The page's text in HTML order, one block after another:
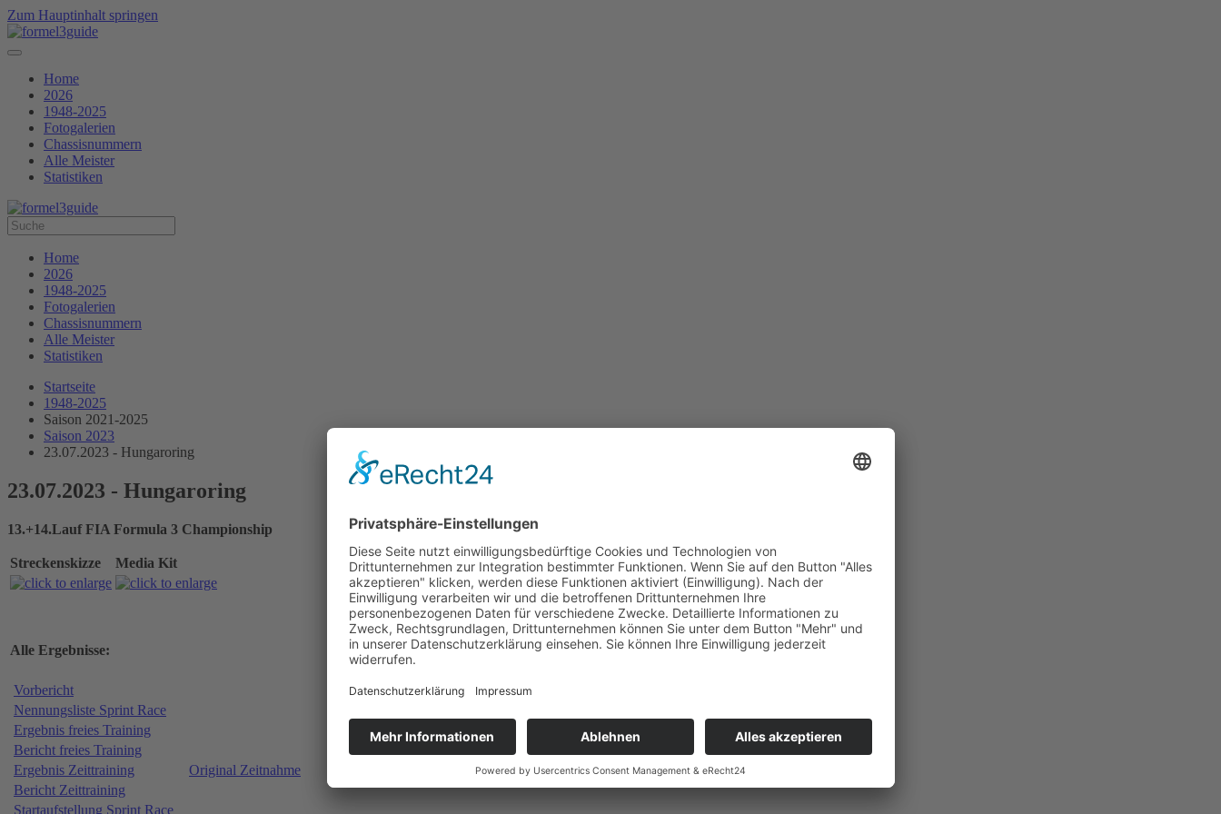
Zum Hauptinhalt springen
Home
2026
1948-2025
Fotogalerien
Chassisnummern
Alle Meister
Statistiken
Home
2026
1948-2025
Fotogalerien
Chassisnummern
Alle Meister
Statistiken
Startseite
1948-2025
Saison 2021-2025
Saison 2023
23.07.2023 - Hungaroring
23.07.2023 - Hungaroring
13.+14.Lauf FIA Formula 3 Championship
Streckenskizze Media Kit
Alle Ergebnisse:
Vorbericht
Nennungsliste Sprint Race
Ergebnis freies Training
Bericht freies Training
Ergebnis Zeittraining
Original Zeitnahme
Bericht Zeittraining
Startaufstellung Sprint Race